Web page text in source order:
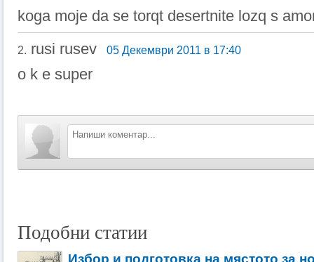
koga moje da se torqt desertnite lozq s
2. rusi rusev 05 Декември 2011 в 17:40
o k e super
Подобни статии
Избор и подготовка на мястото за